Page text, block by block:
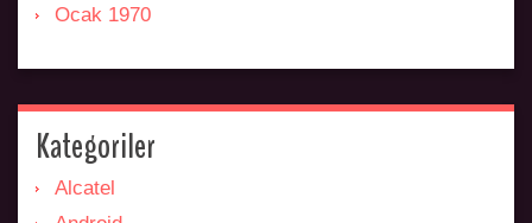
Ocak 1970
Kategoriler
Alcatel